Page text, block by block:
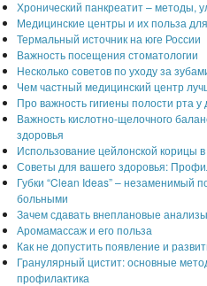
Хронический панкреатит – методы,
Медицинские центры и их польза
Термальный источник на юге России
Важность посещения стоматологии
Несколько советов по уходу за
Чем частный медицинский центр
Про важность гигиены полости рта у
Важность кислотно-щелочного
здоровья
Использование цейлонской корицы
Советы для вашего здоровья:
Губки “Clean Ideas” – незаменимый
больными
Зачем сдавать внеплановые
Аромамассаж и его польза
Как не допустить появление и
Гранулярный цистит: основные
профилактика